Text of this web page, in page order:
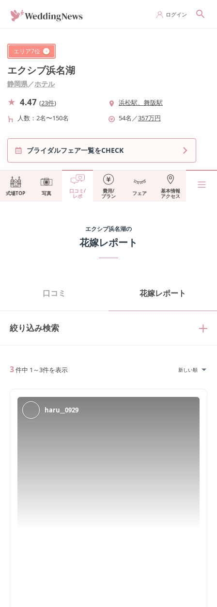
ログイン
エリア7位
エクシブ浜名湖
静岡県／ホテル
4.47 (23件)
浜松駅、舞阪駅
人数
2名〜150名 54名 ／357万円
ブライダルフェア一覧をCHECK
式場TOP 写真 口コミ/
レポ
費用/
プラン フェア 基本情報
アクセス
エクシブ浜名湖の
花嫁レポート
口コミ 花嫁レポート
絞り込み検索
3件中 1 ～3件を表示 新しい順
haru__0929